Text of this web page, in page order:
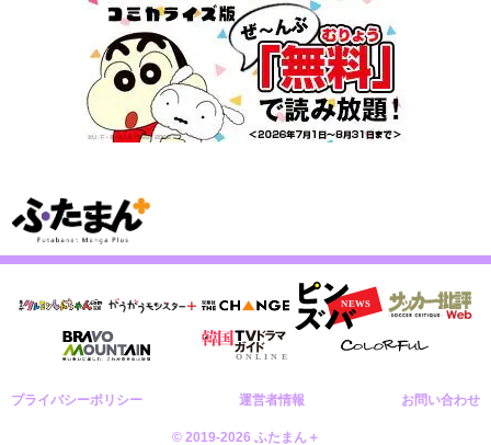
プライバシーポリシー 運営者情報 お問い合わせ
© 2019-2026 ふたまん＋